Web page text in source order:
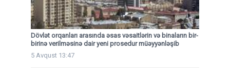
Dövlət orqanları arasında əsas vəsaitlərin və binaların bir-
birinə verilməsinə dair yeni prosedur müəyyənləşib
5 Avqust 13:47